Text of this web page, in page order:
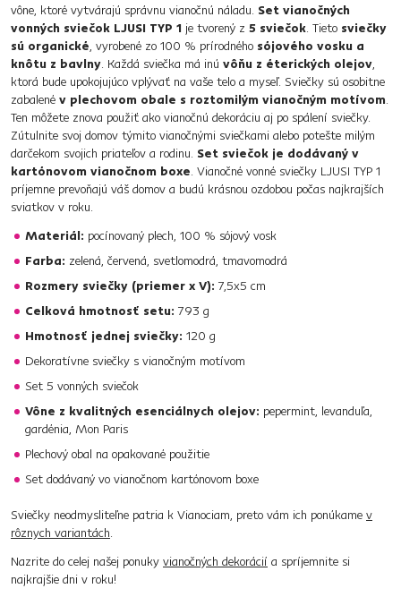
vône, ktoré vytvárajú správnu vianočnú náladu. Set vianočných
vonných sviečok LJUSI TYP 1 je tvorený z 5 sviečok. Tieto sviečky
sú organické, vyrobené zo 100 % prírodného sójového vosku a
knôtu z bavlny. Každá sviečka má inú vôňu z éterických olejov,
ktorá bude upokojujúco vplývať na vaše telo a myseľ. Sviečky sú osobitne
zabalené v plechovom obale s roztomilým vianočným motívom.
Ten môžete znova použiť ako vianočnú dekoráciu aj po spálení sviečky.
Zútulnite svoj domov týmito vianočnými sviečkami alebo potešte milým
darčekom svojich priateľov a rodinu. Set sviečok je dodávaný v
kartónovom vianočnom boxe. Vianočné vonné sviečky LJUSI TYP 1
príjemne prevoňajú váš domov a budú krásnou ozdobou počas najkrajších
sviatkov v roku.
Materiál: pocínovaný plech, 100 % sójový vosk
Farba: zelená, červená, svetlomodrá, tmavomodrá
Rozmery sviečky (priemer x V): 7,5x5 cm
Celková hmotnosť setu: 793 g
Hmotnosť jednej sviečky: 120 g
Dekoratívne sviečky s vianočným motívom
Set 5 vonných sviečok
Vône z kvalitných esenciálnych olejov: pepermint, levanduľa,
gardénia, Mon Paris
Plechový obal na opakované použitie
Set dodávaný vo vianočnom kartónovom boxe
Sviečky neodmysliteľne patria k Vianociam, preto vám ich ponúkame v
rôznych variantách.
Nazrite do celej našej ponuky vianočných dekorácií a spríjemnite si
najkrajšie dni v roku!